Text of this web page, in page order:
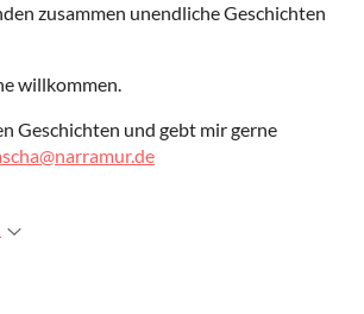
zusammen unendliche Geschichten
willkommen.
Geschichten und gebt mir gerne